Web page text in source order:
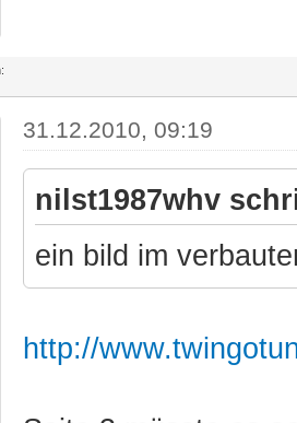
31.12.2010, 09:19
nilst1987whv
ein bild im
http://